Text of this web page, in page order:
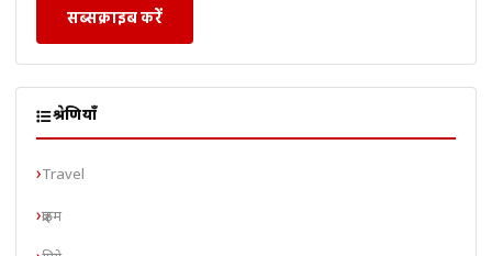
सब्सक्राइब करें
श्रेणियाँ
Travel
क्राइम